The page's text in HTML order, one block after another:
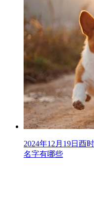
2024年12月19日酉
名字有哪些